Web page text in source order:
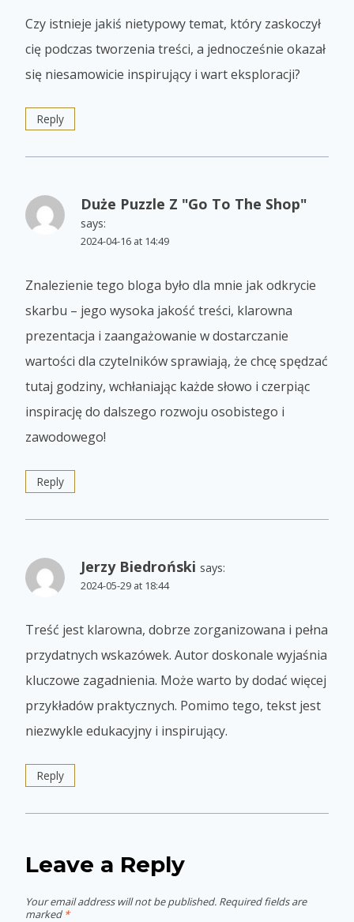
Czy istnieje jakiś nietypowy temat, który zaskoczył
cię podczas tworzenia treści, a jednocześnie okazał
się niesamowicie inspirujący i wart eksploracji?
Reply
Duże Puzzle Z "Go To The Shop"
says:
2024-04-16 at 14:49
Znalezienie tego bloga było dla mnie jak odkrycie
skarbu – jego wysoka jakość treści, klarowna
prezentacja i zaangażowanie w dostarczanie
wartości dla czytelników sprawiają, że chcę spędzać
tutaj godziny, wchłaniając każde słowo i czerpiąc
inspirację do dalszego rozwoju osobistego i
zawodowego!
Reply
Jerzy Biedroński says:
2024-05-29 at 18:44
Treść jest klarowna, dobrze zorganizowana i pełna
przydatnych wskazówek. Autor doskonale wyjaśnia
kluczowe zagadnienia. Może warto by dodać więcej
przykładów praktycznych. Pomimo tego, tekst jest
niezwykle edukacyjny i inspirujący.
Reply
Leave a Reply
Your email address will not be published. Required fields are
marked *